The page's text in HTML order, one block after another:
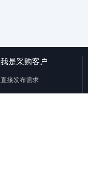
我是采购客户
直接发布需求